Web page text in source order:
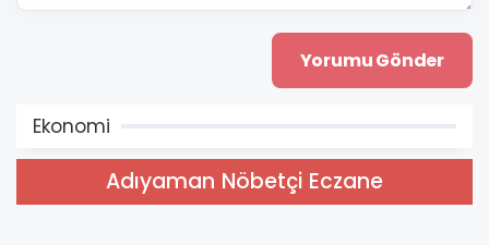
Ekonomi
Adıyaman Nöbetçi Eczane